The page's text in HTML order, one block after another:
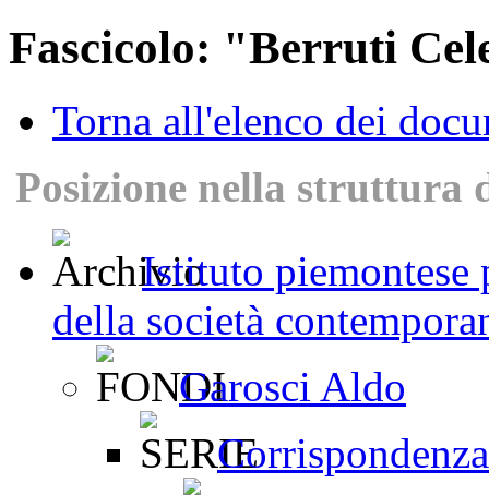
Fascicolo: "Berruti
Torna all'elenco dei
Posizione nella struttura
Istituto piemontese
della società
Garosci Aldo
Corrispondenza